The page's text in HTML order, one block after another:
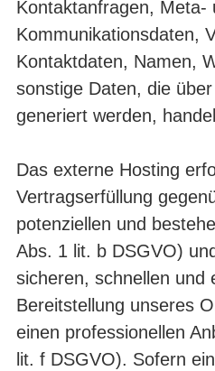
Kontaktanfragen, Meta-
Kommunikationsdaten,
Kontaktdaten, Namen,
sonstige Daten, die
generiert werden,
Das externe Hosting
Vertragserfüllung
potenziellen und
Abs. 1 lit. b DSGVO)
sicheren, schnellen und
Bereitstellung unseres
einen professionellen
lit. f DSGVO). Sofern